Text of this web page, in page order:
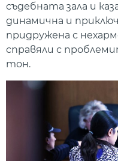
съдебната зала и
динамична и
придружена с
справяли с
тон.